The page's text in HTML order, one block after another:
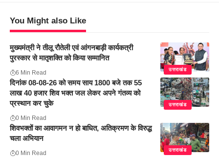
You Might also Like
उत्तराखंड
मुख्यमंत्री ने तीलू रौतेली एवं आंगनबाड़ी कार्यकत्री
पुरस्कार से मातृशक्ति को किया सम्मानित
6 Min Read
उत्तराखंड
दिनांक 08-08-26 को समय साय 1800 बजे तक 55
लाख 40 हजार शिव भक्त जल लेकर अपने गंतव्य को
प्रस्थान कर चुके
0 Min Read
उत्तराखंड
शिवभक्तों का आवागमन न हो बाधित, अतिक्रमण के विरुद्ध
चला अभियान
0 Min Read